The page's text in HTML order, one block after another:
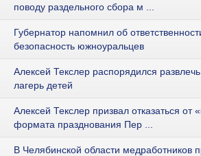
поводу раздельного сбора м ...
Губернатор напомнил об
безопасность южноуральцев
Алексей Текслер распорядился
лагерь детей
Алексей Текслер призвал отказаться от
формата празднования Пер ...
В Челябинской области медработников